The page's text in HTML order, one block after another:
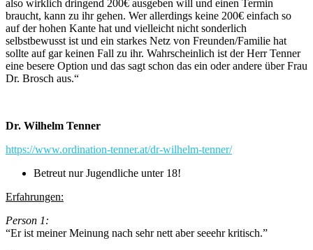
also wirklich dringend 200€ ausgeben will und einen Termin
braucht, kann zu ihr gehen. Wer allerdings keine 200€ einfach so
auf der hohen Kante hat und vielleicht nicht sonderlich
selbstbewusst ist und ein starkes Netz von Freunden/Familie hat
sollte auf gar keinen Fall zu ihr. Wahrscheinlich ist der Herr Tenner
eine besere Option und das sagt schon das ein oder andere über Frau
Dr. Brosch aus.“
Dr. Wilhelm Tenner
https://www.ordination-tenner.at/dr-wilhelm-tenner/
Betreut nur Jugendliche unter 18!
Erfahrungen:
Person 1:
“Er ist meiner Meinung nach sehr nett aber seeehr kritisch.”